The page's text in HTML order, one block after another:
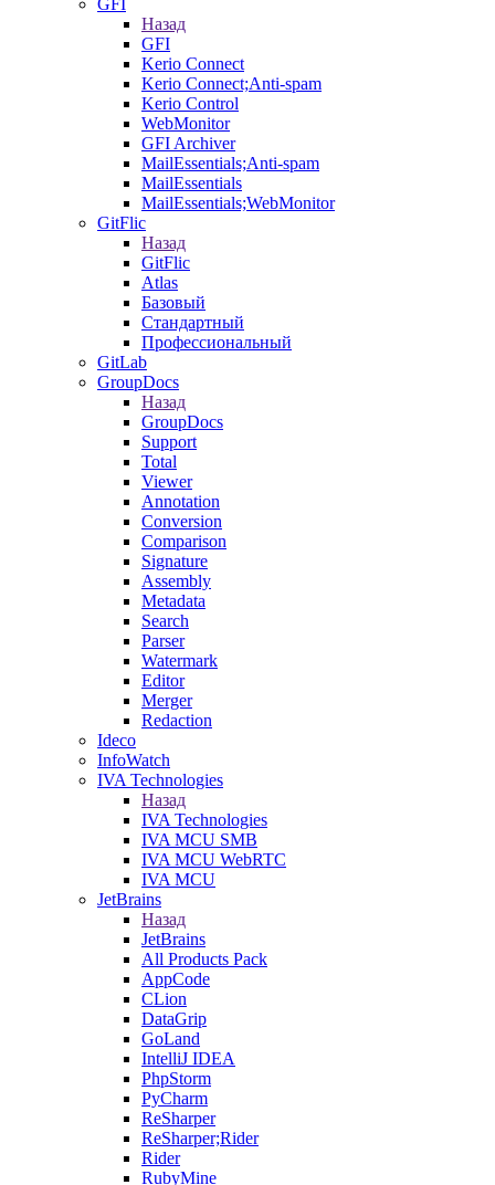
GFI
Назад
GFI
Kerio Connect
Kerio Connect;Anti-spam
Kerio Control
WebMonitor
GFI Archiver
MailEssentials;Anti-spam
MailEssentials
MailEssentials;WebMonitor
GitFlic
Назад
GitFlic
Atlas
Базовый
Стандартный
Профессиональный
GitLab
GroupDocs
Назад
GroupDocs
Support
Total
Viewer
Annotation
Conversion
Comparison
Signature
Assembly
Metadata
Search
Parser
Watermark
Editor
Merger
Redaction
Ideco
InfoWatch
IVA Technologies
Назад
IVA Technologies
IVA MCU SMB
IVA MCU WebRTC
IVA MCU
JetBrains
Назад
JetBrains
All Products Pack
AppCode
CLion
DataGrip
GoLand
IntelliJ IDEA
PhpStorm
PyCharm
ReSharper
ReSharper;Rider
Rider
RubyMine